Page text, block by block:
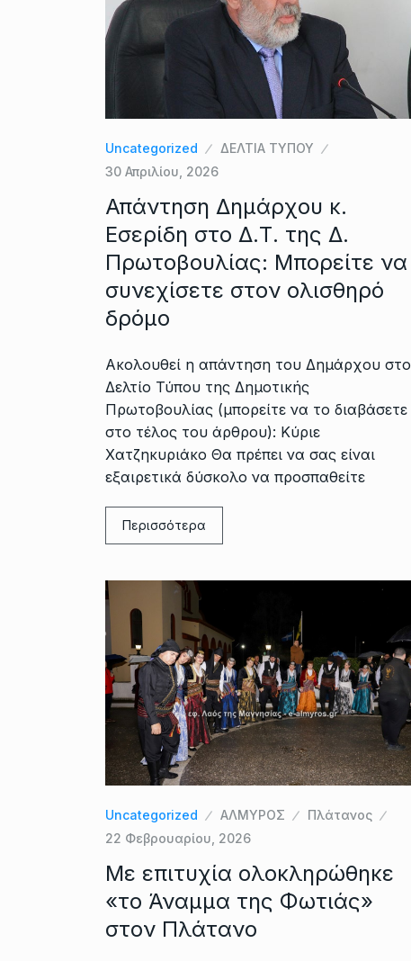
Uncategorized
ΔΕΛΤΙΑ ΤΥΠΟΥ
30 Απριλίου, 2026
Απάντηση Δημάρχου κ.
Εσερίδη στο Δ.Τ. της Δ.
Πρωτοβουλίας: Μπορείτε να
συνεχίσετε στον ολισθηρό
δρόμο
Ακολουθεί η απάντηση του Δημάρχου στο
Δελτίο Τύπου της Δημοτικής
Πρωτοβουλίας (μπορείτε να το διαβάσετε
στο τέλος του άρθρου): Κύριε
Χατζηκυριάκο Θα πρέπει να σας είναι
εξαιρετικά δύσκολο να προσπαθείτε
Περισσότερα
Uncategorized ΑΛΜΥΡΟΣ
Πλάτανος
22 Φεβρουαρίου, 2026
Με επιτυχία ολοκληρώθηκε
«το Άναμμα της Φωτιάς»
στον Πλάτανο